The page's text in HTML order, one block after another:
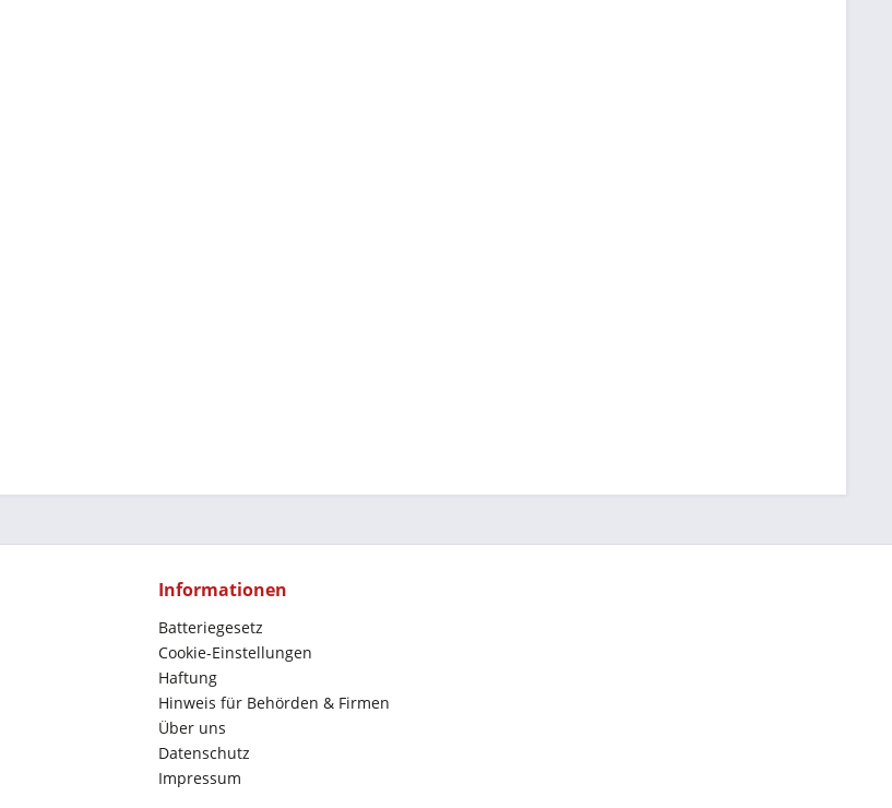
Informationen
Batteriegesetz
Cookie-Einstellungen
Haftung
Hinweis für Behörden & Firmen
Über uns
Datenschutz
Impressum